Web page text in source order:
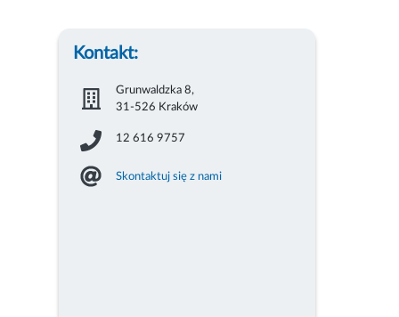
Kontakt:
Grunwaldzka 8,
31-526 Kraków
12 616 9757
Skontaktuj się z nami